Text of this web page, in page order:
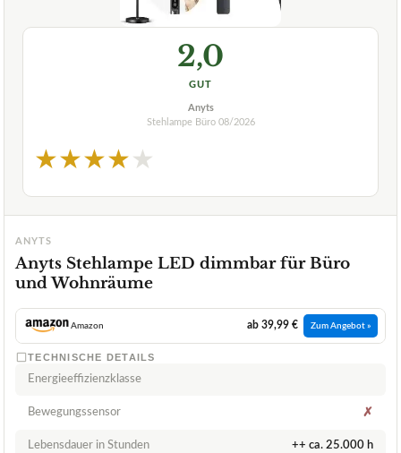
2,0
GUT
Anyts
Stehlampe Büro 08/2026
★★★★★
ANYTS
Anyts Stehlampe LED dimmbar für Büro
und Wohnräume
Amazon ab 39,99 € Zum Angebot »
TECHNISCHE DETAILS
Energieeffizienzklasse
Bewegungssensor ✗
Lebensdauer in Stunden ++ ca. 25.000 h